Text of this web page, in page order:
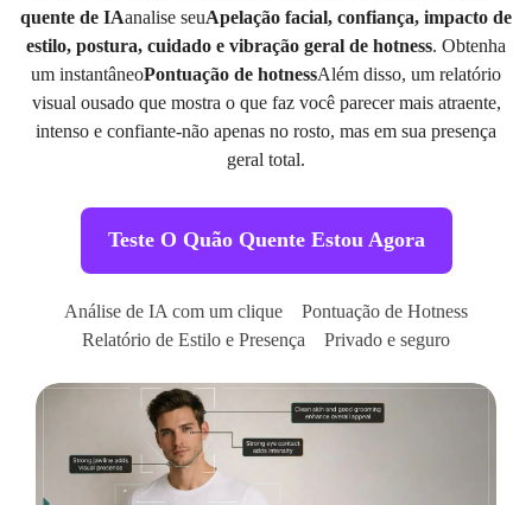
quente de IAanalise seuApelação facial, confiança, impacto de
estilo, postura, cuidado e vibração geral de hotness. Obtenha
um instantâneoPontuação de hotnessAlém disso, um relatório
visual ousado que mostra o que faz você parecer mais atraente,
intenso e confiante-não apenas no rosto, mas em sua presença
geral total.
Teste O Quão Quente Estou Agora
Análise de IA com um clique
Pontuação de Hotness
Relatório de Estilo e Presença
Privado e seguro